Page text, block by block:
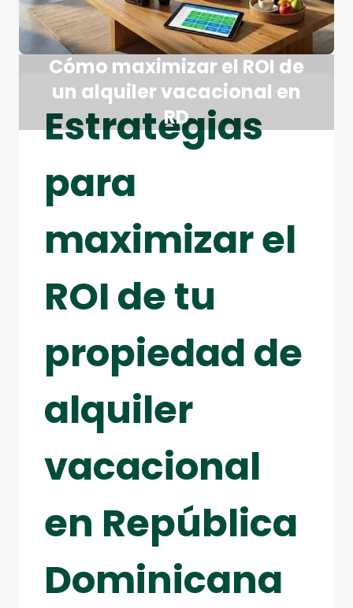
Cómo maximizar el ROI de
un alquiler vacacional en
RD
Estrategias
para
maximizar el
ROI de tu
propiedad de
alquiler
vacacional
en República
Dominicana